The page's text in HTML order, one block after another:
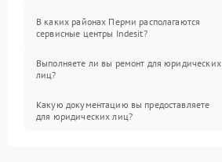
В каких районах Перми располагаются
сервисные центры Indesit?
Выполняете ли вы ремонт для юридических
лиц?
Какую документацию вы предоставляете
для юридических лиц?